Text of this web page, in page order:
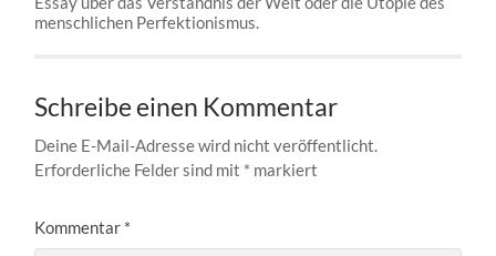
menschlichen Perfektionismus.
Schreibe einen Kommentar
Deine E-Mail-Adresse wird nicht veröffentlicht.
Erforderliche Felder sind mit * markiert
Kommentar *